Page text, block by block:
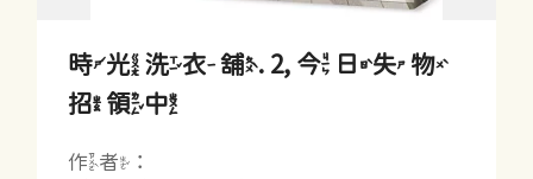
時光洗衣舖. 2, 今日失物
招領中
作者：